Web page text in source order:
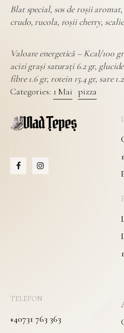
Blat special, sos de roșii
crudo, rucola, roșii cherry,
Valoare energetică – Kcal/100
acizi grași saturați 6.2 gr,
fibre 1.6 gr, rotein 15.4 gr, sare
Categories: 1 Mai pizza
TELEFON
+40731 763 363